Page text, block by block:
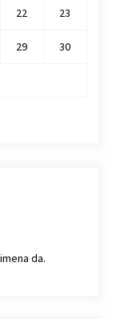
22 23
29 30
da.